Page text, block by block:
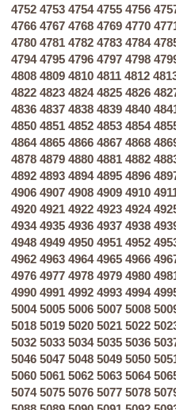
4752 4753 4754 4755 4756
4766 4767 4768 4769 4770
4780 4781 4782 4783 4784
4794 4795 4796 4797 4798
4808 4809 4810 4811 4812
4822 4823 4824 4825 4826
4836 4837 4838 4839 4840
4850 4851 4852 4853 4854
4864 4865 4866 4867 4868
4878 4879 4880 4881 4882
4892 4893 4894 4895 4896
4906 4907 4908 4909 4910
4920 4921 4922 4923 4924
4934 4935 4936 4937 4938
4948 4949 4950 4951 4952
4962 4963 4964 4965 4966
4976 4977 4978 4979 4980
4990 4991 4992 4993 4994
5004 5005 5006 5007 5008
5018 5019 5020 5021 5022
5032 5033 5034 5035 5036
5046 5047 5048 5049 5050
5060 5061 5062 5063 5064
5074 5075 5076 5077 5078